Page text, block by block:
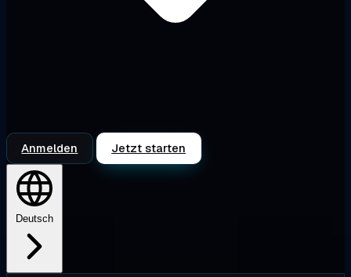
Anmelden Jetzt starten
Deutsch